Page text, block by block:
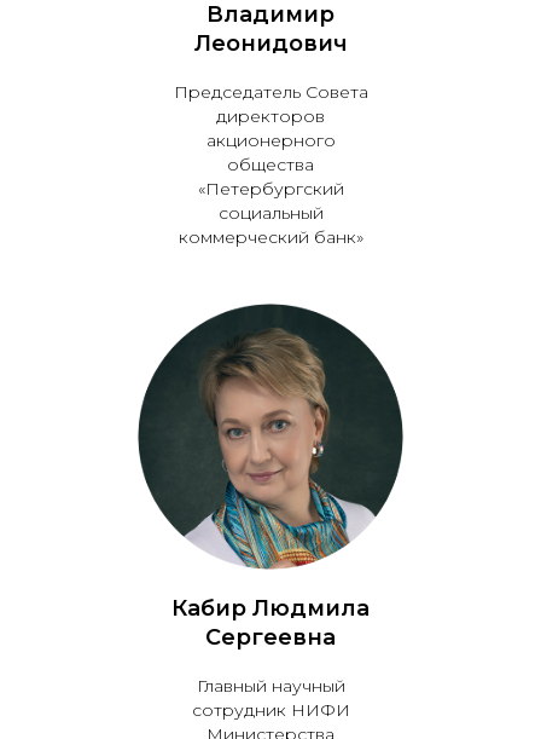
Владимир
Леонидович
Председатель Совета
директоров
акционерного
общества
«Петербургский
социальный
коммерческий банк»
Кабир Людмила
Сергеевна
Главный научный
сотрудник НИФИ
Министерства